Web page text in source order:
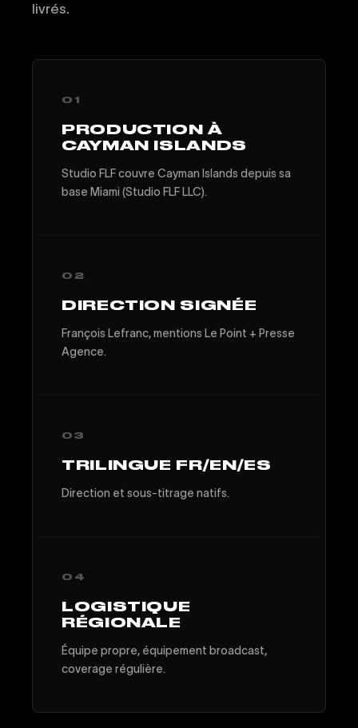
livrés.
01
PRODUCTION À
CAYMAN ISLANDS
Studio FLF couvre Cayman Islands depuis sa
base Miami (Studio FLF LLC).
02
DIRECTION SIGNÉE
François Lefranc, mentions Le Point + Presse
Agence.
03
TRILINGUE FR/EN/ES
Direction et sous-titrage natifs.
04
LOGISTIQUE
RÉGIONALE
Équipe propre, équipement broadcast,
coverage régulière.